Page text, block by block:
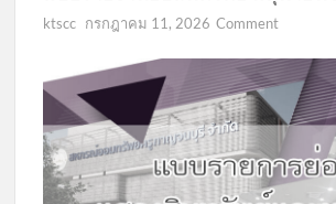
ktscc กรกฎาคม 11, 2026 Commenton
รายงาน
สินทรัพย์
มิถุนายน
2569